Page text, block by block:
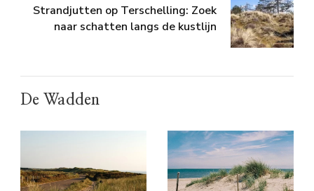
Strandjutten op Terschelling: Zoek
naar schatten langs de kustlijn
De Wadden